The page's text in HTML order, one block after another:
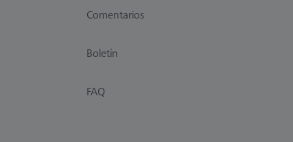
Comentarios
Boletín
FAQ